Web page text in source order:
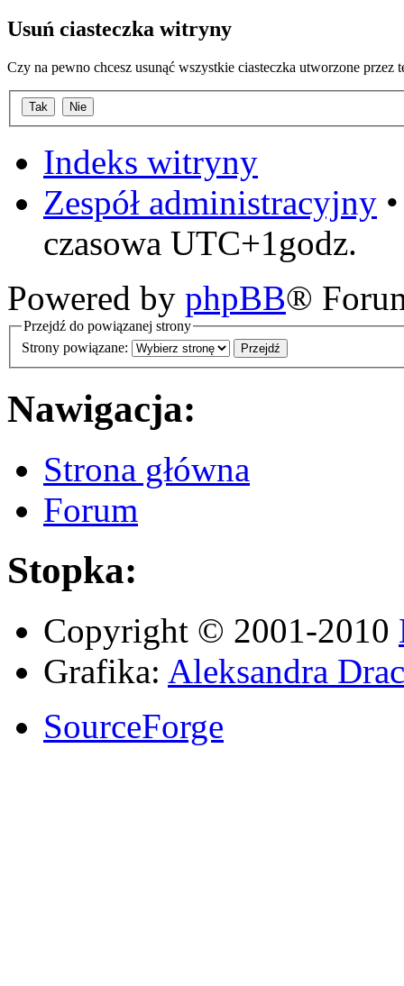
Usuń ciasteczka witryny
Czy na pewno chcesz usunąć wszystkie ciasteczka utworzone przez
Indeks witryny
Zespół administracyjny
czasowa UTC+1godz.
Powered by phpBB®
Przejdź do powiązanej strony
Strony powiązane:
Nawigacja:
Strona główna
Forum
Stopka:
Copyright © 2001-2010
Grafika: Aleksandra
SourceForge